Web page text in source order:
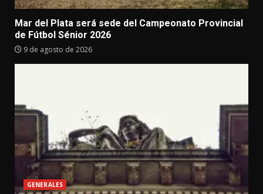
Mar del Plata será sede del Campeonato Provincial
de Fútbol Sénior 2026
9 de agosto de 2026
GENERALES